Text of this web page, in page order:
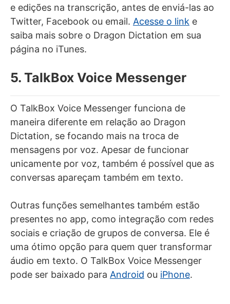
e edições na transcrição, antes de enviá-las ao
Twitter, Facebook ou email. Acesse o link e
saiba mais sobre o Dragon Dictation em sua
página no iTunes.
5. TalkBox Voice Messenger
O TalkBox Voice Messenger funciona de
maneira diferente em relação ao Dragon
Dictation, se focando mais na troca de
mensagens por voz. Apesar de funcionar
unicamente por voz, também é possível que as
conversas apareçam também em texto.
Outras funções semelhantes também estão
presentes no app, como integração com redes
sociais e criação de grupos de conversa. Ele é
uma ótimo opção para quem quer transformar
áudio em texto. O TalkBox Voice Messenger
pode ser baixado para Android ou iPhone.